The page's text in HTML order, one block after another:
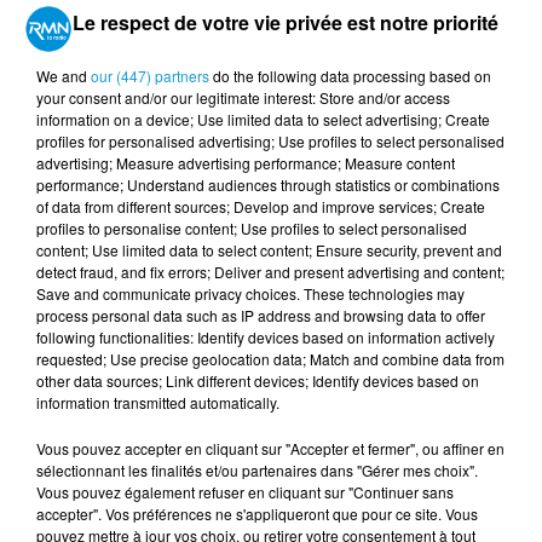
Les départs tardifs vers les stations
balnéaires bretonnes et vendéennes
pourraient toutefois provoquer des
ralentissements aux abords des grandes
agglomérations et sur les routes secondaires
menant au littoral.
Bison Futé conseille de privilégier les trajets
tôt le matin ou en soirée afin d’éviter les pics
de circulation.
LUNDI NOIR POUR LES RETOURS
VERS PARIS
C’est surtout lundi que les difficultés seront
importantes en Bretagne et dans les Pays de
la Loire. Bison Futé prévoit un trafic très
dense dans le sens des retours, notamment
Le respect de votre vie privée est notre priorité
We and our (447) partnersdo the following data processing based on
your consent and/or our legitimate interest: Store and/or access
information on a device; Use limited data to select advertising; Create
profiles for personalised advertising; Use profiles to select personalised
advertising; Measure advertising performance; Measure content
performance; Understand audiences through statistics or combinations
of data from different sources; Develop and improve services; Create
profiles to personalise content; Use profiles to select personalised
content; Use limited data to select content; Ensure security, prevent and
detect fraud, and fix errors; Deliver and present advertising and content;
Save and communicate privacy choices. These technologies may
process personal data such as IP address and browsing data to offer
following functionalities: Identify devices based on information actively
requested; Use precise geolocation data; Match and combine data from
other data sources; Link different devices; Identify devices based on
information transmitted automatically.
Vous pouvez accepter en cliquant sur "Accepter et fermer", ou affiner en
sélectionnant les finalités et/ou partenaires dans "Gérer mes choix".
Vous pouvez également refuser en cliquant sur "Continuer sans
accepter". Vos préférences ne s'appliqueront que pour ce site. Vous
pouvez mettre à jour vos choix, ou retirer votre consentement à tout